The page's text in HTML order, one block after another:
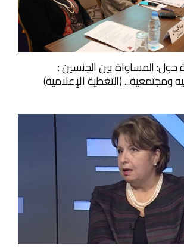
حول: المساواة بين الجنسين :
ومجتمعية... (التغطية الإعلامية)